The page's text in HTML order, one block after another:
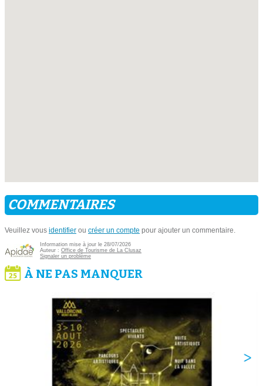
COMMENTAIRES
Veuillez vous identifier ou créer un compte pour ajouter un commentaire.
Information mise à jour le 28/07/2026
Auteur : Office de Tourisme de La Clusaz
Signaler un problème
À NE PAS MANQUER